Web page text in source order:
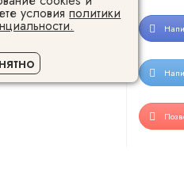
условияполитики